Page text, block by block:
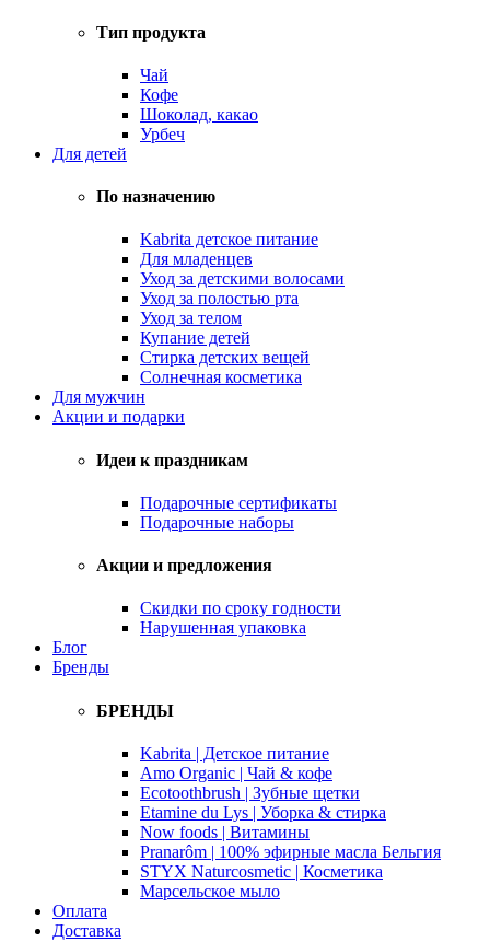
Тип продукта
Чай
Кофе
Шоколад, какао
Урбеч
Для детей
По назначению
Kabrita детское питание
Для младенцев
Уход за детскими волосами
Уход за полостью рта
Уход за телом
Купание детей
Стирка детских вещей
Солнечная косметика
Для мужчин
Акции и подарки
Идеи к праздникам
Подарочные сертификаты
Подарочные наборы
Акции и предложения
Скидки по сроку годности
Нарушенная упаковка
Блог
Бренды
БРЕНДЫ
Kabrita | Детское питание
Amo Organic | Чай & кофе
Ecotoothbrush | Зубные щетки
Etamine du Lys | Уборка & стирка
Now foods | Витамины
Pranarôm | 100% эфирные масла Бельгия
STYX Naturcosmetic | Косметика
Марсельское мыло
Оплата
Доставка